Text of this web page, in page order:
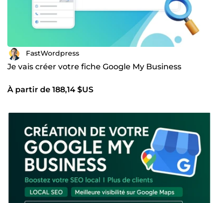
FastWordpress
Je vais créer votre fiche Google My Business
À partir de 188,14 $US